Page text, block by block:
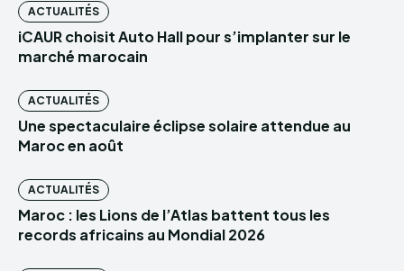
ACTUALITÉS
iCAUR choisit Auto Hall pour s’implanter sur le
marché marocain
ACTUALITÉS
Une spectaculaire éclipse solaire attendue au
Maroc en août
ACTUALITÉS
Maroc : les Lions de l’Atlas battent tous les
records africains au Mondial 2026